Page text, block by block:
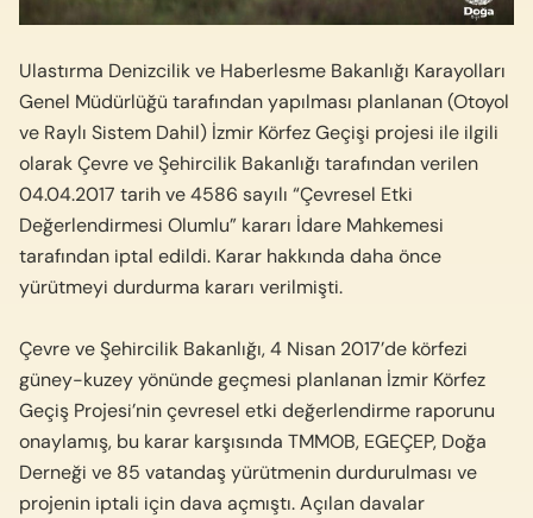
Ulastırma Denizcilik ve Haberlesme Bakanlığı Karayolları
Genel Müdürlüğü tarafından yapılması planlanan (Otoyol
ve Raylı Sistem Dahil) İzmir Körfez Geçişi projesi ile ilgili
olarak Çevre ve Şehircilik Bakanlığı tarafından verilen
04.04.2017 tarih ve 4586 sayılı “Çevresel Etki
Değerlendirmesi Olumlu” kararı İdare Mahkemesi
tarafından iptal edildi. Karar hakkında daha önce
yürütmeyi durdurma kararı verilmişti.
Çevre ve Şehircilik Bakanlığı, 4 Nisan 2017’de körfezi
güney-kuzey yönünde geçmesi planlanan İzmir Körfez
Geçiş Projesi’nin çevresel etki değerlendirme raporunu
onaylamış, bu karar karşısında TMMOB, EGEÇEP, Doğa
Derneği ve 85 vatandaş yürütmenin durdurulması ve
projenin iptali için dava açmıştı. Açılan davalar